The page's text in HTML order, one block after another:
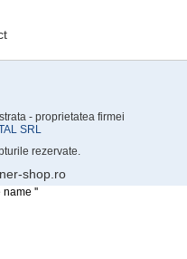
- proprietatea firmei
SRL
rezervate.
shop.ro
name ''